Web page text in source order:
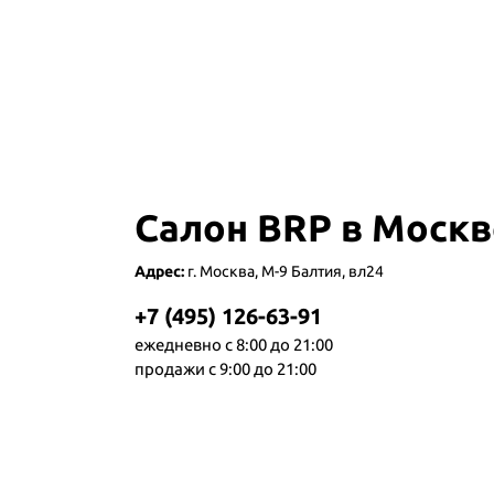
Салон BRP в
Адрес: г. Москва, М-9 Балтия, вл24
+7 (495) 126-63-91
ежедневно с 8:00 до 21:00
продажи с 9:00 до 21:00